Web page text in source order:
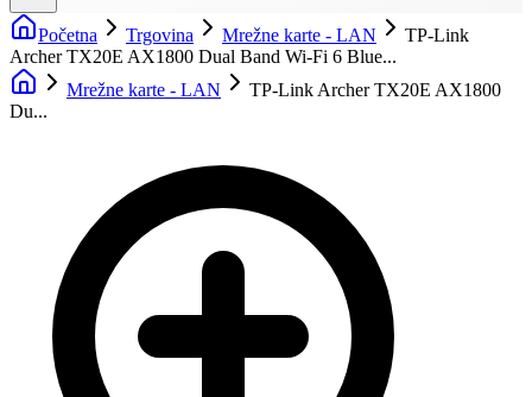
Početna Trgovina Mrežne karte - LAN
TP-Link
Archer TX20E AX1800 Dual Band Wi-Fi 6 Blue...
Mrežne karte - LAN
TP-Link Archer TX20E AX1800
Du...